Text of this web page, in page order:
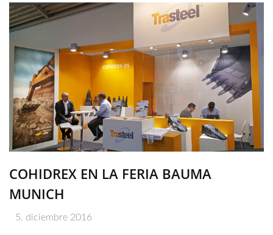
COHIDREX EN LA FERIA BAUMA
MUNICH
5. diciembre 2016